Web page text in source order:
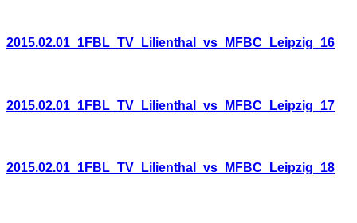
2015.02.01_1FBL_TV_Lilienthal_vs_MFBC_Leipzig_16
2015.02.01_1FBL_TV_Lilienthal_vs_MFBC_Leipzig_17
2015.02.01_1FBL_TV_Lilienthal_vs_MFBC_Leipzig_18